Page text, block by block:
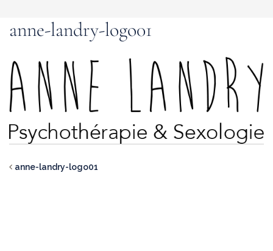
anne-landry-logo01
anne-landry-logo01